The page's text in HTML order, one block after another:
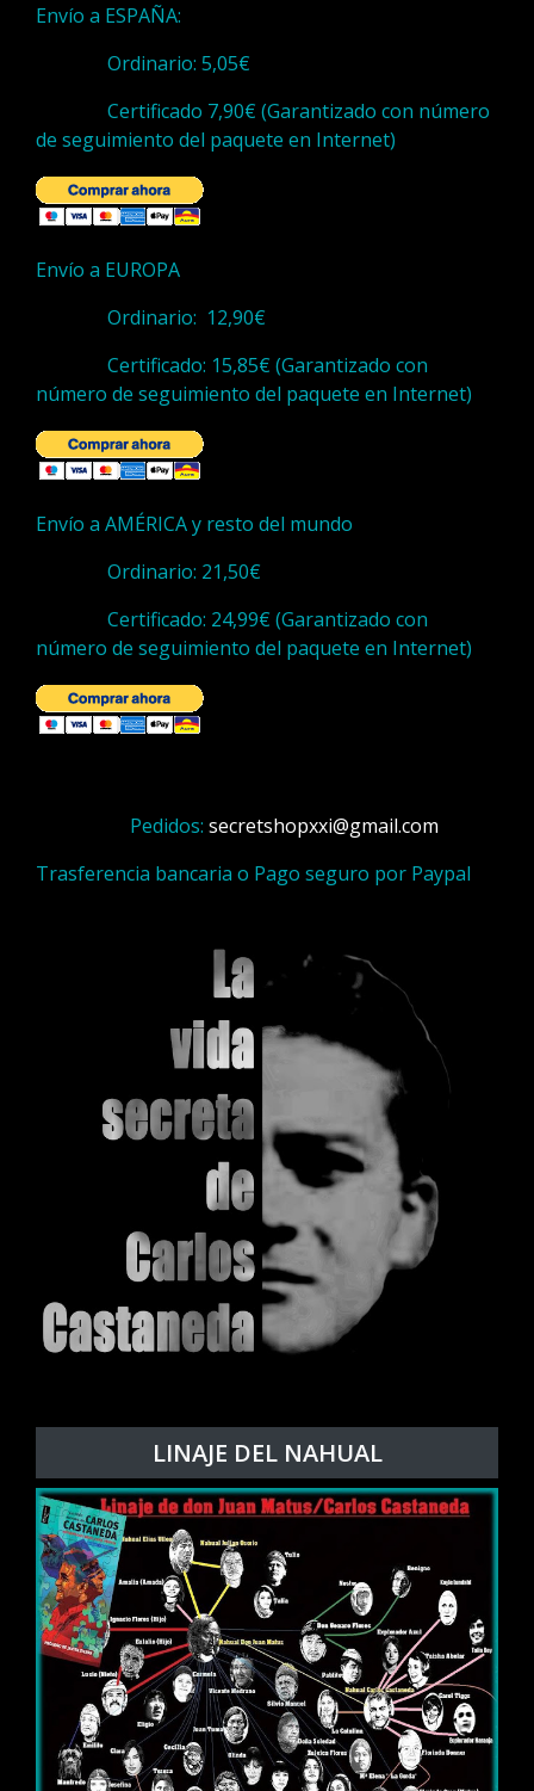
Envío a ESPAÑA:
Ordinario: 5,05€
Certificado 7,90€ (Garantizado con número
de seguimiento del paquete en Internet)
Envío a EUROPA
Ordinario: 12,90€
Certificado: 15,85€ (Garantizado con
número de seguimiento del paquete en Internet)
Envío a AMÉRICA y resto del mundo
Ordinario: 21,50€
Certificado: 24,99€ (Garantizado con
número de seguimiento del paquete en Internet)
Pedidos: secretshopxxi@gmail.com
Trasferencia bancaria o Pago seguro por Paypal
LINAJE DEL NAHUAL